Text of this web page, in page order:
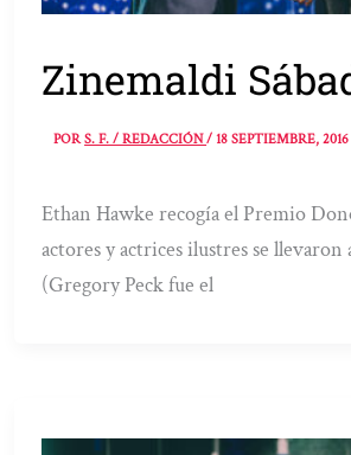
Zinemaldi
PORS. F. / REDACCIÓN/18 SEPTIEMBRE, 2016
Ethan Hawke recogía el Premio
actores y actrices ilustres se llevaron
(Gregory Peck fue el